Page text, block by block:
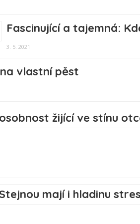
Fascinující a tajemná:
3. 5. 2021
vlastní pěst